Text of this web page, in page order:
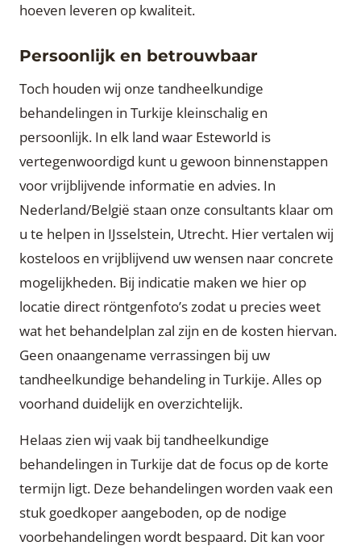
hoeven leveren op kwaliteit.
Persoonlijk en betrouwbaar
Toch houden wij onze tandheelkundige
behandelingen in Turkije kleinschalig en
persoonlijk. In elk land waar Esteworld is
vertegenwoordigd kunt u gewoon binnenstappen
voor vrijblijvende informatie en advies. In
Nederland/België staan onze consultants klaar om
u te helpen in IJsselstein, Utrecht. Hier vertalen wij
kosteloos en vrijblijvend uw wensen naar concrete
mogelijkheden. Bij indicatie maken we hier op
locatie direct röntgenfoto’s zodat u precies weet
wat het behandelplan zal zijn en de kosten hiervan.
Geen onaangename verrassingen bij uw
tandheelkundige behandeling in Turkije. Alles op
voorhand duidelijk en overzichtelijk.
Helaas zien wij vaak bij tandheelkundige
behandelingen in Turkije dat de focus op de korte
termijn ligt. Deze behandelingen worden vaak een
stuk goedkoper aangeboden, op de nodige
voorbehandelingen wordt bespaard. Dit kan voor